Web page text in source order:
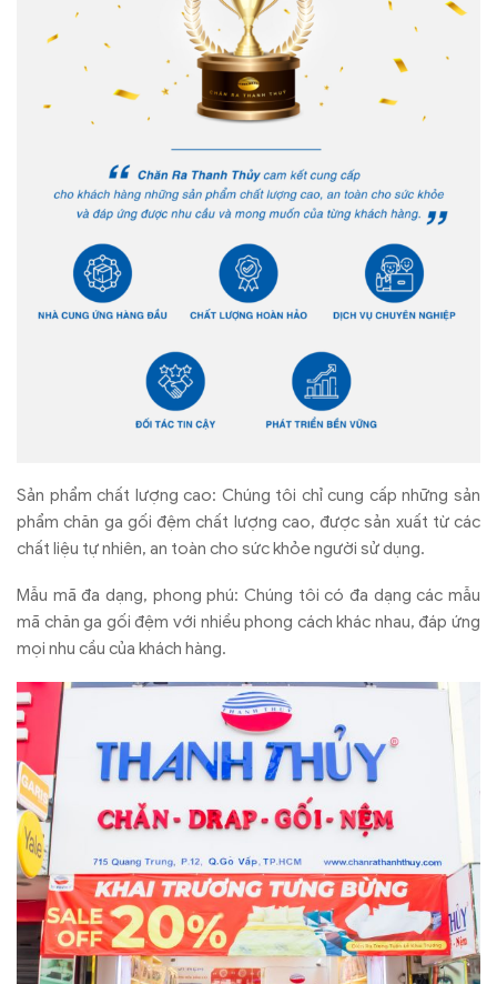
Sản phẩm chất lượng cao: Chúng tôi chỉ cung cấp những sản
phẩm chăn ga gối đệm chất lượng cao, được sản xuất từ các
chất liệu tự nhiên, an toàn cho sức khỏe người sử dụng.
Mẫu mã đa dạng, phong phú: Chúng tôi có đa dạng các mẫu
mã chăn ga gối đệm với nhiều phong cách khác nhau, đáp ứng
mọi nhu cầu của khách hàng.